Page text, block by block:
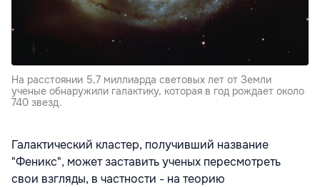
На расстоянии 5,7 миллиарда световых лет от Земли
ученые обнаружили галактику, которая в год рождает около
740 звезд.
Галактический кластер, получивший название
"Феникс", может заставить ученых пересмотреть
свои взгляды, в частности - на теорию